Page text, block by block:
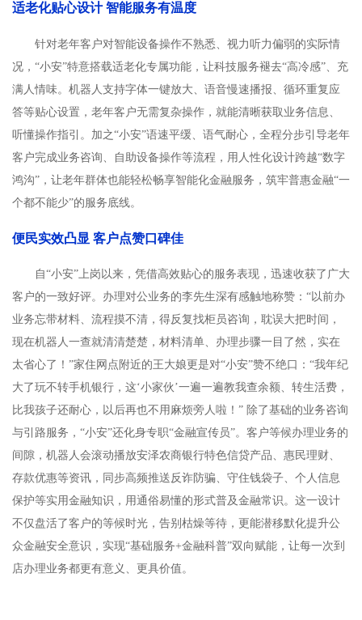
适老化贴心设计 智能服务有温度
针对老年客户对智能设备操作不熟悉、视力听力偏弱的实际情
况，“小安”特意搭载适老化专属功能，让科技服务褪去“高冷感”、充
满人情味。机器人支持字体一键放大、语音慢速播报、循环重复应
答等贴心设置，老年客户无需复杂操作，就能清晰获取业务信息、
听懂操作指引。加之“小安”语速平缓、语气耐心，全程分步引导老年
客户完成业务咨询、自助设备操作等流程，用人性化设计跨越“数字
鸿沟”，让老年群体也能轻松畅享智能化金融服务，筑牢普惠金融“一
个都不能少”的服务底线。
便民实效凸显 客户点赞口碑佳
自“小安”上岗以来，凭借高效贴心的服务表现，迅速收获了广大
客户的一致好评。办理对公业务的李先生深有感触地称赞：“以前办
业务忘带材料、流程摸不清，得反复找柜员咨询，耽误大把时间，
现在机器人一查就清清楚楚，材料清单、办理步骤一目了然，实在
太省心了！”家住网点附近的王大娘更是对“小安”赞不绝口：“我年纪
大了玩不转手机银行，这‘小家伙’一遍一遍教我查余额、转生活费，
比我孩子还耐心，以后再也不用麻烦旁人啦！” 除了基础的业务咨询
与引路服务，“小安”还化身专职“金融宣传员”。客户等候办理业务的
间隙，机器人会滚动播放安泽农商银行特色信贷产品、惠民理财、
存款优惠等资讯，同步高频推送反诈防骗、守住钱袋子、个人信息
保护等实用金融知识，用通俗易懂的形式普及金融常识。这一设计
不仅盘活了客户的等候时光，告别枯燥等待，更能潜移默化提升公
众金融安全意识，实现“基础服务+金融科普”双向赋能，让每一次到
店办理业务都更有意义、更具价值。